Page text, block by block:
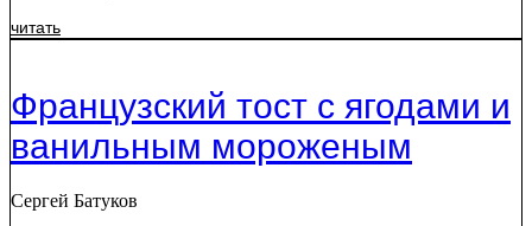
читать
Французский тост с ягодами и
ванильным мороженым
Сергей Батуков